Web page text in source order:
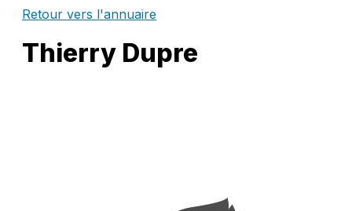
Retour vers l'annuaire
Thierry Dupre